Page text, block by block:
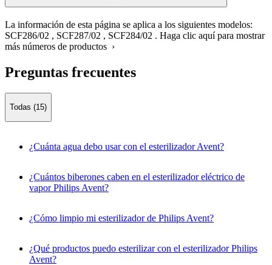
La información de esta página se aplica a los siguientes modelos:
SCF286/02 , SCF287/02 , SCF284/02 . Haga clic aquí para mostrar
más números de productos ›
Preguntas frecuentes
Todas (15)
¿Cuánta agua debo usar con el esterilizador Avent?
¿Cuántos biberones caben en el esterilizador eléctrico de
vapor Philips Avent?
¿Cómo limpio mi esterilizador de Philips Avent?
¿Qué productos puedo esterilizar con el esterilizador Philips
Avent?